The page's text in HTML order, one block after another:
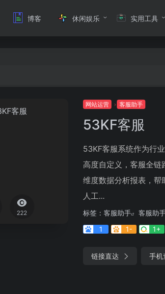
博客 休闲娱乐 实用工具
222
网站运营 客服助手
53KF客服
53KF客服系统作为行
高度自定义，客服全链
维度数据分析报表，
人工...
标签： 客服助手
客服助
1
1- 1+
链接直达 手机